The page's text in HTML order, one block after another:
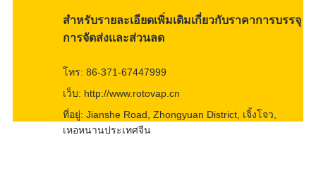
สำหรับรายละเอียดเพิ่มเติมเกี่ยวกับราคาการบรรจุ
การจัดส่งและส่วนลด
โทร: 86-371-67447999
เว็บ: http://www.rotovap.cn
ที่อยู่: Jianshe Road, Zhongyuan District, เจิ้งโจว,
เหอหนานประเทศจีน